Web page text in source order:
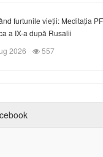
furtunile vieții: Meditația
a IX-a după Rusalii
2026
557